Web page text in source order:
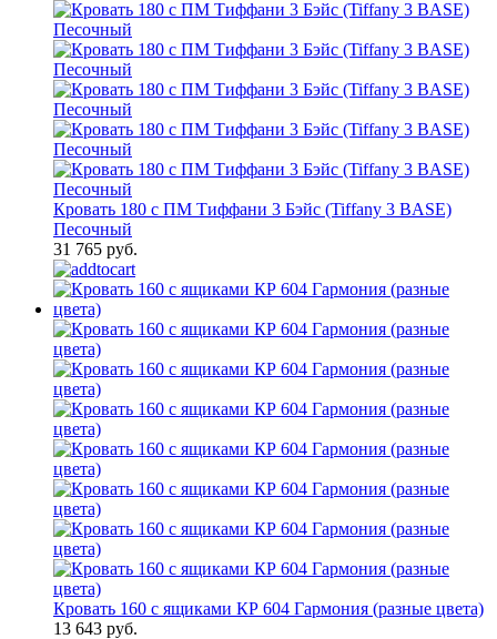
Кровать 180 с ПМ Тиффани 3 Бэйс (Tiffany 3 BASE)
Песочный
31 765 руб.
Кровать 160 с ящиками КР 604 Гармония (разные цвета)
13 643 руб.